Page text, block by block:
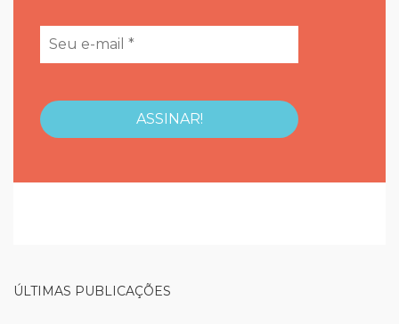
ÚLTIMAS PUBLICAÇÕES